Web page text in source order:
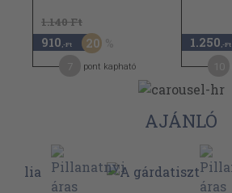
1.140 Ft
910 ,-Ft 20
pont kapható
1.250 ,-Ft
AJÁNLÓ